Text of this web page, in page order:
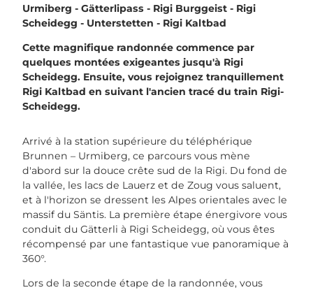
Urmiberg - Gätterlipass - Rigi Burggeist - Rigi
Scheidegg - Unterstetten - Rigi Kaltbad
Cette magnifique randonnée commence par
quelques montées exigeantes jusqu'à Rigi
Scheidegg. Ensuite, vous rejoignez tranquillement
Rigi Kaltbad en suivant l'ancien tracé du train Rigi-
Scheidegg.
Arrivé à la station supérieure du téléphérique
Brunnen – Urmiberg, ce parcours vous mène
d'abord sur la douce crête sud de la Rigi. Du fond de
la vallée, les lacs de Lauerz et de Zoug vous saluent,
et à l'horizon se dressent les Alpes orientales avec le
massif du Säntis. La première étape énergivore vous
conduit du Gätterli à Rigi Scheidegg, où vous êtes
récompensé par une fantastique vue panoramique à
360°.
Lors de la seconde étape de la randonnée, vous